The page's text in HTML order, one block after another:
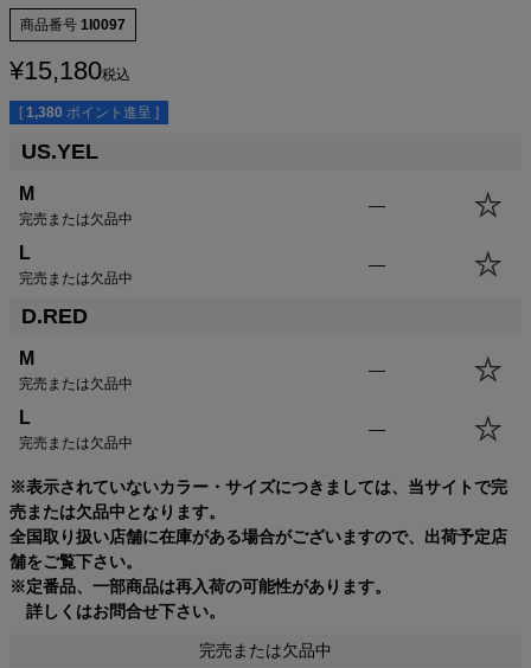
SIZE
XS 53.5cm43.0cm
M
59.5cm49.0cm
XL
65.5cm 55.0cm61.5cm
47.0cm
USM 65.5cm 58.0cm 61.5cm
USL
68.5cm 61.0cm 63.5cm
商品番号 1I0097
¥15,180税込
[ 1,380 ポイント進呈 ]
US.YEL
M
完売または欠品中
—
L
完売または欠品中
—
D.RED
M
完売または欠品中
—
L
完売または欠品中
—
※表示されていないカラー・サイズにつきましては、当サイトで完
売または欠品中となります。
全国取り扱い店舗に在庫がある場合がございますので、出荷予定店
舗をご覧下さい。
※定番品、一部商品は再入荷の可能性があります。
詳しくはお問合せ下さい。
完売または欠品中